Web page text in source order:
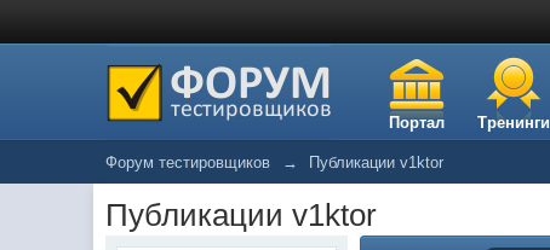
Портал Тренинги
Форум тестировщиков → Публикации v1ktor
Публикации v1ktor